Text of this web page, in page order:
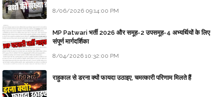
8/06/2026 09:14:00 PM
MP Patwari भर्ती 2026 और समूह-2 उपसमूह-4 अभ्यर्थियों के लिए
संपूर्ण मार्गदर्शिका
8/04/2026 10:32:00 PM
राहुकाल से डरना क्यों फायदा उठाइए, चमत्कारी परिणाम मिलते हैं